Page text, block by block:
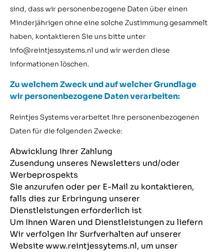
sind, dass wir personenbezogene Daten über einen
Minderjährigen ohne eine solche Zustimmung gesammelt
haben, kontaktieren Sie uns bitte unter
info@reintjessystems.nl und wir werden diese
Informationen löschen.
Zu welchem Zweck und auf welcher Grundlage
wir personenbezogene Daten verarbeiten:
Reintjes Systems verarbeitet Ihre personenbezogenen
Daten für die folgenden Zwecke:
Abwicklung Ihrer Zahlung
Zusendung unseres Newsletters und/oder
Werbeprospekts
Sie anzurufen oder per E-Mail zu kontaktieren,
falls dies zur Erbringung unserer
Dienstleistungen erforderlich ist
Um Ihnen Waren und Dienstleistungen zu liefern
Wir verfolgen Ihr Surfverhalten auf unserer
Website www.reintjessytems.nl, um unser